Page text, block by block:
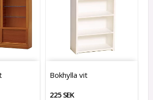
Bokhylla vit
225 SEK